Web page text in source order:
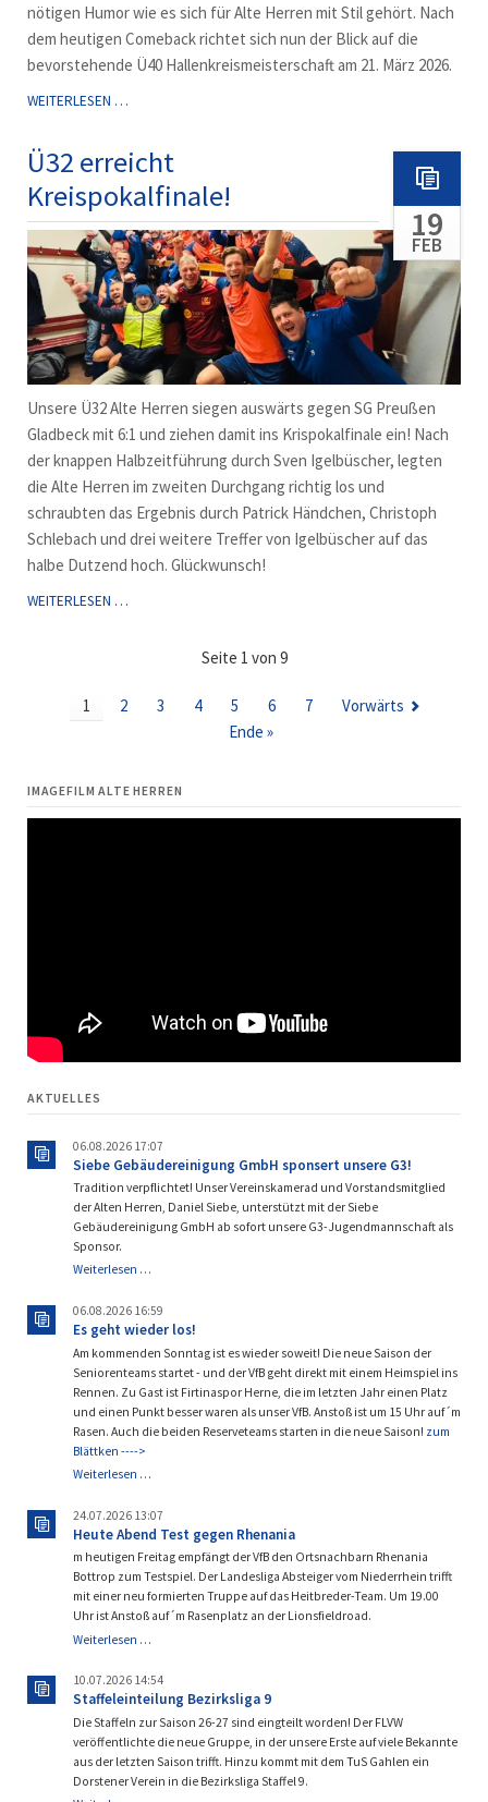
nötigen Humor wie es sich für Alte Herren mit Stil gehört. Nach
dem heutigen Comeback richtet sich nun der Blick auf die
bevorstehende Ü40 Hallenkreismeisterschaft am 21. März 2026.
WEITERLESEN …Ü40
KIRCHHELLEN
MELDET
ZURÜCK
Ü32 erreicht
Kreispokalfinale!
19
FEB
Unsere Ü32 Alte Herren siegen auswärts gegen SG Preußen
Gladbeck mit 6:1 und ziehen damit ins Krispokalfinale ein! Nach
der knappen Halbzeitführung durch Sven Igelbüscher, legten
die Alte Herren im zweiten Durchgang richtig los und
schraubten das Ergebnis durch Patrick Händchen, Christoph
Schlebach und drei weitere Treffer von Igelbüscher auf das
halbe Dutzend hoch. Glückwunsch!
WEITERLESEN …Ü32
Seite 1 von 9
1 2 3 4 5 6 7
Vorwärts
Ende »
IMAGEFILM ALTE HERREN
AKTUELLES
06.08.2026 17:07
Siebe Gebäudereinigung GmbH sponsert unsere G3!
Tradition verpflichtet! Unser Vereinskamerad und Vorstandsmitglied
der Alten Herren, Daniel Siebe, unterstützt mit der Siebe
Gebäudereinigung GmbH ab sofort unsere G3-Jugendmannschaft als
Sponsor.
Weiterlesen …Siebe
GmbH
sponsert
unsere
G3!
06.08.2026 16:59
Es geht wieder los!
Am kommenden Sonntag ist es wieder soweit! Die neue Saison der
Seniorenteams startet - und der VfB geht direkt mit einem Heimspiel ins
Rennen. Zu Gast ist Firtinaspor Herne, die im letzten Jahr einen Platz
und einen Punkt besser waren als unser VfB. Anstoß ist um 15 Uhr auf´m
Rasen. Auch die beiden Reserveteams starten in die neue Saison! zum
Blättken ---->
Weiterlesen …Es
wieder
los!
24.07.2026 13:07
Heute Abend Test gegen Rhenania
m heutigen Freitag empfängt der VfB den Ortsnachbarn Rhenania
Bottrop zum Testspiel. Der Landesliga Absteiger vom Niederrhein trifft
mit einer neu formierten Truppe auf das Heitbreder-Team. Um 19.00
Uhr ist Anstoß auf´m Rasenplatz an der Lionsfieldroad.
Weiterlesen …
Test
gegen
Rhenania
10.07.2026 14:54
Staffeleinteilung Bezirksliga 9
Die Staffeln zur Saison 26-27 sind eingteilt worden! Der FLVW
veröffentlichte die neue Gruppe, in der unsere Erste auf viele Bekannte
aus der letzten Saison trifft. Hinzu kommt mit dem TuS Gahlen ein
Dorstener Verein in die Bezirksliga Staffel 9.